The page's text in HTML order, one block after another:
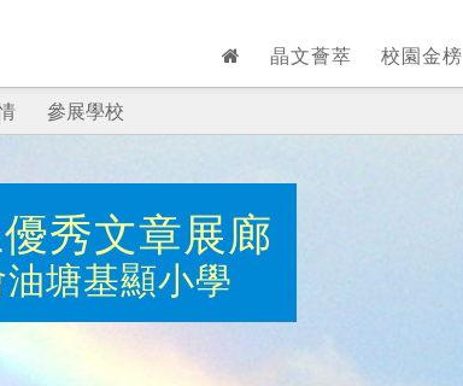
晶文薈萃 校園金榜
參展學校
秀文章展廊
塘基顯小學